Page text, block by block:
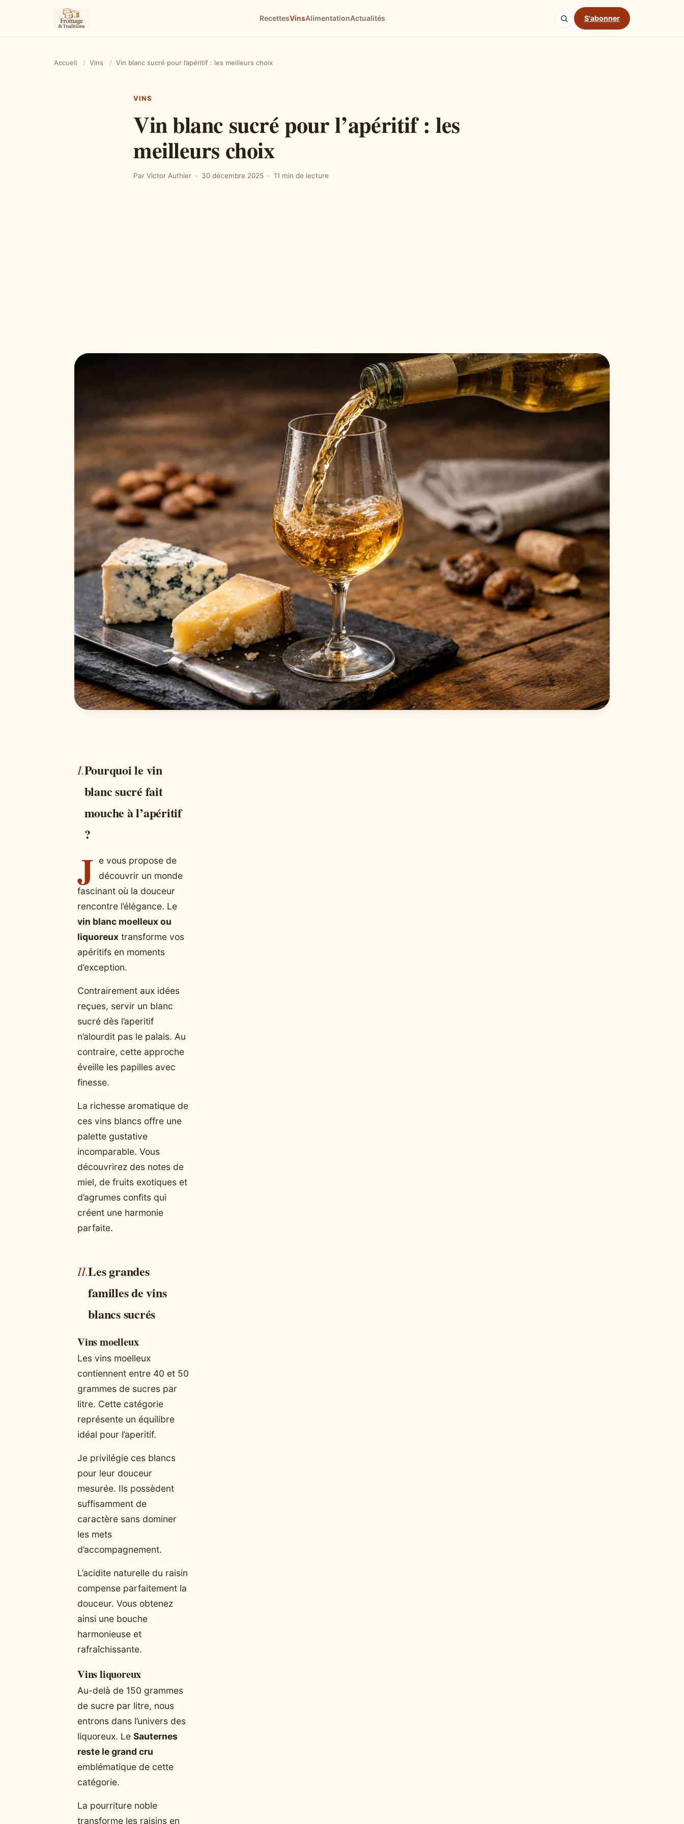
RecettesVinsAlimentationActualités S'abonner
Accueil / Vins / Vin blanc sucré pour l’apéritif : les meilleurs choix
VINS
Vin blanc sucré pour l’apéritif : les
meilleurs choix
Par Victor Authier 30 décembre 2025 11 min de lecture
Pourquoi le vin
blanc sucré fait
mouche à l’apéritif
?
J e vous propose de
découvrir un monde
fascinant où la douceur
rencontre l’élégance. Le
vin blanc moelleux ou
liquoreux transforme vos
apéritifs en moments
d’exception.
Contrairement aux idées
reçues, servir un blanc
sucré dès l’aperitif
n’alourdit pas le palais. Au
contraire, cette approche
éveille les papilles avec
finesse.
La richesse aromatique de
ces vins blancs offre une
palette gustative
incomparable. Vous
découvrirez des notes de
miel, de fruits exotiques et
d’agrumes confits qui
créent une harmonie
parfaite.
Les grandes
familles de vins
blancs sucrés
Vins moelleux
Les vins moelleux
contiennent entre 40 et 50
grammes de sucres par
litre. Cette catégorie
représente un équilibre
idéal pour l’aperitif.
Je privilégie ces blancs
pour leur douceur
mesurée. Ils possèdent
suffisamment de
caractère sans dominer
les mets
d’accompagnement.
L’acidite naturelle du raisin
compense parfaitement la
douceur. Vous obtenez
ainsi une bouche
harmonieuse et
rafraîchissante.
Vins liquoreux
Au-delà de 150 grammes
de sucre par litre, nous
entrons dans l’univers des
liquoreux. Le Sauternes
reste le grand cru
emblématique de cette
catégorie.
La pourriture noble
transforme les raisins en